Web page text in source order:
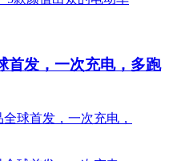
首发，一次充电，多跑